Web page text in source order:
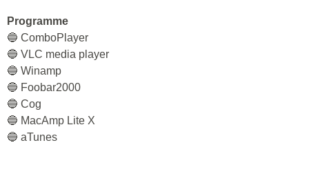
Programme
🔵 СomboPlayer
🔵 VLC media player
🔵 Winamp
🔵 Foobar2000
🔵 Cog
🔵 MacAmp Lite X
🔵 aTunes